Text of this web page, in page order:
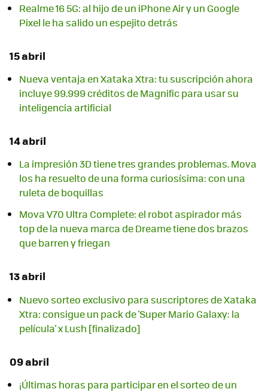
Realme 16 5G: al hijo de un iPhone Air y un Google
Pixel le ha salido un espejito detrás
15 abril
Nueva ventaja en Xataka Xtra: tu suscripción ahora
incluye 99.999 créditos de Magnific para usar su
inteligencia artificial
14 abril
La impresión 3D tiene tres grandes problemas. Mova
los ha resuelto de una forma curiosísima: con una
ruleta de boquillas
Mova V70 Ultra Complete: el robot aspirador más
top de la nueva marca de Dreame tiene dos brazos
que barren y friegan
13 abril
Nuevo sorteo exclusivo para suscriptores de Xataka
Xtra: consigue un pack de 'Super Mario Galaxy: la
película' x Lush [finalizado]
09 abril
¡Últimas horas para participar en el sorteo de un